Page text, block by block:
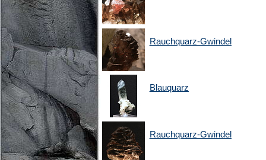
Rauchquarz-Gwindel
Blauquarz
Rauchquarz-Gwindel